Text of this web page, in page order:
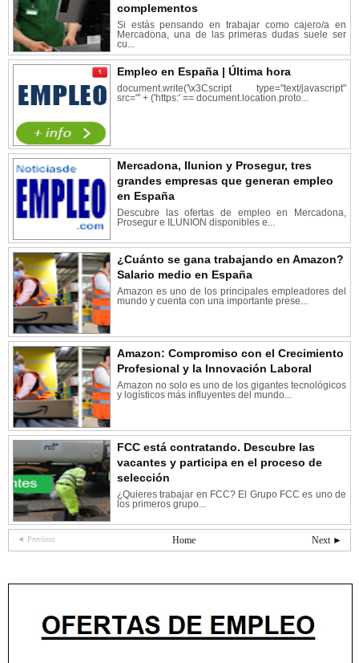
complementos
Si estás pensando en trabajar como cajero/a en
Mercadona, una de las primeras dudas suele ser
cu...
Empleo en España | Última hora
document.write('\x3Cscript type="text/javascript"
src="' + ('https:' == document.location.proto...
Mercadona, Ilunion y Prosegur, tres
grandes empresas que generan empleo
en España
Descubre las ofertas de empleo en Mercadona,
Prosegur e ILUNION disponibles e...
¿Cuánto se gana trabajando en Amazon?
Salario medio en España
Amazon es uno de los principales empleadores del
mundo y cuenta con una importante prese...
Amazon: Compromiso con el Crecimiento
Profesional y la Innovación Laboral
Amazon no solo es uno de los gigantes tecnológicos
y logísticos más influyentes del mundo...
FCC está contratando. Descubre las
vacantes y participa en el proceso de
selección
¿Quieres trabajar en FCC? El Grupo FCC es uno de
los primeros grupo...
◄ Previous Next ►
Home